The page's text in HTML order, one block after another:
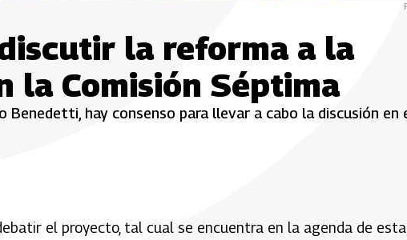
la reforma a la
la Comisión Séptima
Benedetti, hay consenso para llevar a cabo la discusión en
el proyecto, tal cual se encuentra en la agenda de esta